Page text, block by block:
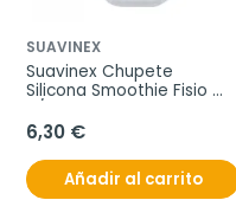
SUAVINEX
Suavinex Chupete
Silicona Smoothie Fisio
6,30 €
Añadir al carrito